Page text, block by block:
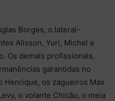
Borges, o lateral-
Alisson, Yuri, Michel e
Os demais profissionais,
garantidas no
Henrique, os zagueiros Max
o volante Chicão, o meia